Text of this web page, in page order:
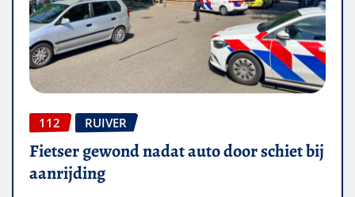
112 RUIVER
Fietser gewond nadat auto door schiet bij
aanrijding